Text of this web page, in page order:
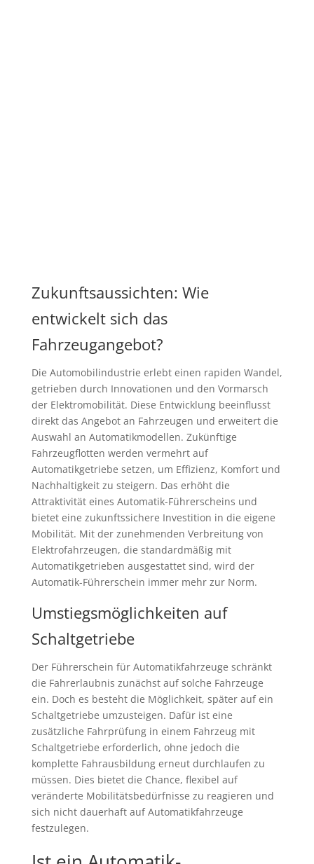
Zukunftsaussichten: Wie
entwickelt sich das
Fahrzeugangebot?
Die Automobilindustrie erlebt einen rapiden Wandel,
getrieben durch Innovationen und den Vormarsch
der Elektromobilität. Diese Entwicklung beeinflusst
direkt das Angebot an Fahrzeugen und erweitert die
Auswahl an Automatikmodellen. Zukünftige
Fahrzeugflotten werden vermehrt auf
Automatikgetriebe setzen, um Effizienz, Komfort und
Nachhaltigkeit zu steigern. Das erhöht die
Attraktivität eines Automatik-Führerscheins und
bietet eine zukunftssichere Investition in die eigene
Mobilität. Mit der zunehmenden Verbreitung von
Elektrofahrzeugen, die standardmäßig mit
Automatikgetrieben ausgestattet sind, wird der
Automatik-Führerschein immer mehr zur Norm.
Umstiegsmöglichkeiten auf
Schaltgetriebe
Der Führerschein für Automatikfahrzeuge schränkt
die Fahrerlaubnis zunächst auf solche Fahrzeuge
ein. Doch es besteht die Möglichkeit, später auf ein
Schaltgetriebe umzusteigen. Dafür ist eine
zusätzliche Fahrprüfung in einem Fahrzeug mit
Schaltgetriebe erforderlich, ohne jedoch die
komplette Fahrausbildung erneut durchlaufen zu
müssen. Dies bietet die Chance, flexibel auf
veränderte Mobilitätsbedürfnisse zu reagieren und
sich nicht dauerhaft auf Automatikfahrzeuge
festzulegen.